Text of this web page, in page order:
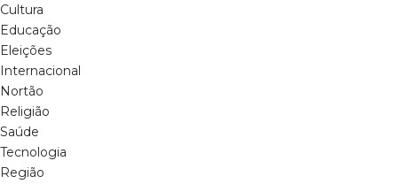
Cultura
Educação
Eleições
Internacional
Nortão
Religião
Saúde
Tecnologia
Região